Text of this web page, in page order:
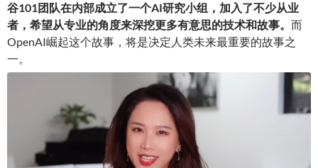
谷101团队在内部成立了一个AI研究小组 ，加入了不少从业
者，希望从专业的角度来深挖更多有意思的技术和故事。 而
OpenAI崛起这个故事，将是决定人类未来最重要的故事之
一。